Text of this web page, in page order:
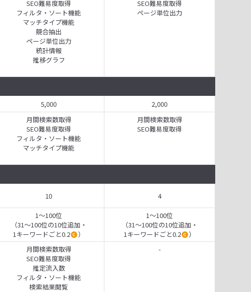
SEO難易度取得
フィルタ・ソート機能
マッチタイプ機能
競合抽出
ページ単位出力
統計情報
推移グラフ
SEO難易度取得
ページ単位出力
5,000 2,000
月間検索数取得
SEO難易度取得
フィルタ・ソート機能
マッチタイプ機能
月間検索数取得
SEO難易度取得
10 4
1～100位
（31～100位の10位追加・
1キーワードごと0.2
）
1～100位
（31～100位の10位追加・
1キーワードごと0.2
）
月間検索数取得
SEO難易度取得
推定流入数
フィルタ・ソート機能
検索結果閲覧
-